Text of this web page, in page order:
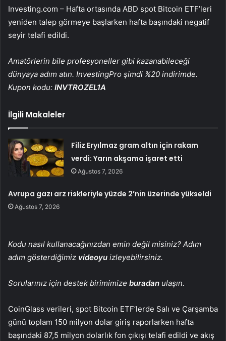
Investing.com – Hafta ortasında ABD spot Bitcoin ETF’leri
yeniden talep görmeye başlarken hafta başındaki negatif
seyir telafi edildi.
Amatörlerin bile profesyoneller gibi kazanabileceği
dünyaya adım atın. InvestingPro şimdi %20 indirimde.
Kupon kodu: INVTROZEL1A
İlgili Makaleler
Filiz Eryılmaz gram altın için rakam
verdi: Yarın akşama işaret etti
Ağustos 7, 2026
Avrupa gazı arz riskleriyle yüzde 2’nin üzerinde yükseldi
Ağustos 7, 2026
Kodu nasıl kullanacağınızdan emin değil misiniz? Adım
adım gösterdiğimiz videoyu izleyebilirsiniz.
Sorularınız için destek birimimize buradan ulaşın.
CoinGlass verileri, spot Bitcoin ETF’lerde Salı ve Çarşamba
günü toplam 150 milyon dolar giriş raporlarken hafta
başındaki 87,5 milyon dolarlık fon çıkışı telafi edildi ve akış